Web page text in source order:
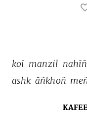
koī manzil nahīñ
ashk āñkhoñ